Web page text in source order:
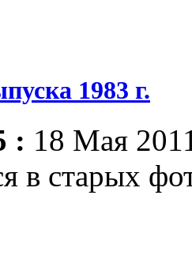
1983 г.
: 18 Мая
в старых